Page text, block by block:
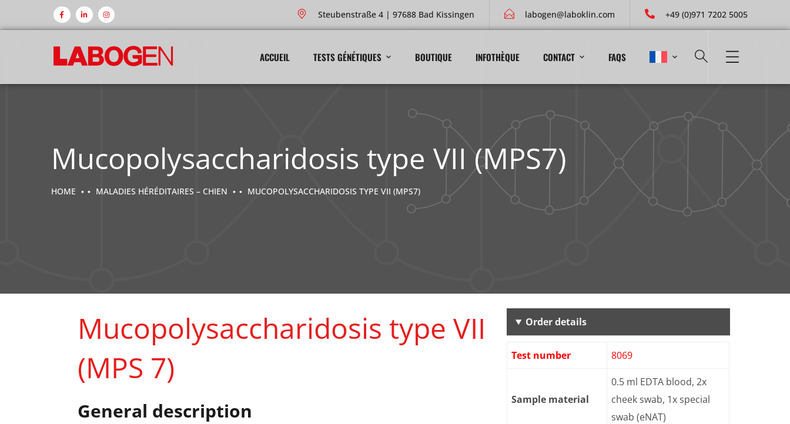
Steubenstraße 4 | 97688 Bad Kissingen labogen@laboklin.com +49 (0)971 7202 5005
ACCUEIL TESTS GÉNÉTIQUES BOUTIQUE INFOTHÈQUE CONTACT FAQS
Mucopolysaccharidosis type VII (MPS7)
HOME MALADIES HÉRÉDITAIRES – CHIEN MUCOPOLYSACCHARIDOSIS TYPE VII (MPS7)
Mucopolysaccharidosis type VII
(MPS 7)
General description
Order details
Test number 8069
Sample material
0.5 ml EDTA blood, 2x
cheek swab, 1x special
swab (eNAT)